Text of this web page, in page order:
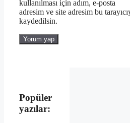
kullanılması için adım, e-posta
adresim ve site adresim bu
kaydedilsin.
Popüler
yazılar: